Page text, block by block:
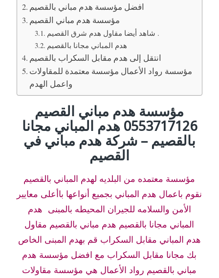
افضل مؤسسة هدم مباني بالقصيم
مؤسسة هدم مباني القصيم
شاهد أيضا مقاول هدم شرق القصيم .
هدم المباني مجانا بالقصيم
انتقل إلى هدم مقابل السكراب بالقصيم
مؤسسة رواد الأعمال مؤسسة معتمدة للمقاولات
واعمل الهدم
مؤسسة هدم مباني القصيم
0553717126 هدم المباني مجانا
بالقصيم – شركة هدم مباني في
القصيم
مؤسسة معتمده من البلديه لهدم المباني بالقصيم
نقوم باعمال هدم المباني بجميع أنواعها باأعلى معايير
الأمن والسلامه للجيران المحيطه بالمبنى هدم
المباني مجانا بالقصيم هدم مباني بالقصيم مقاول
هدم المباني مقابل السكراب قم بهدم المبنى الخاص
بك مجانا مقابل السكراب مع افضل مؤسسة هدم
مباني بالقصيم رواد الأعمال هي مؤسسة مقاولات